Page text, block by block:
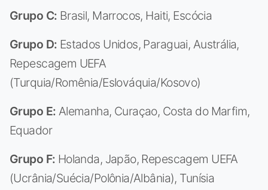
Grupo C: Brasil, Marrocos, Haiti, Escócia
Grupo D: Estados Unidos, Paraguai, Austrália,
Repescagem UEFA
(Turquia/Romênia/Eslováquia/Kosovo)
Grupo E: Alemanha, Curaçao, Costa do Marfim,
Equador
Grupo F: Holanda, Japão, Repescagem UEFA
(Ucrânia/Suécia/Polônia/Albânia), Tunísia